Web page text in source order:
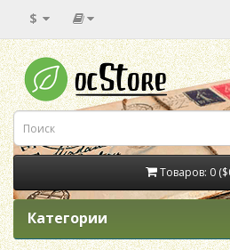
$
Товаров: 0
Категории